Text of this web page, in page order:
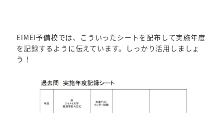
EIMEI予備校では、こういったシートを配布して実施年度
を記録するように伝えています。しっかり活用しましょ
う！